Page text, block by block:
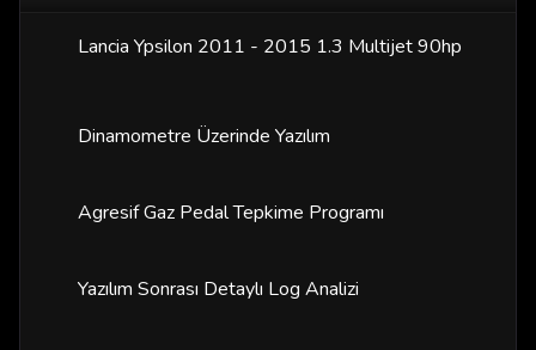
Lancia Ypsilon 2011 - 2015 1.3 Multijet 90hp
Dinamometre Üzerinde Yazılım
Agresif Gaz Pedal Tepkime Programı
Yazılım Sonrası Detaylı Log Analizi